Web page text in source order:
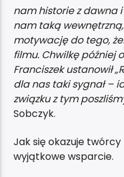
nam historie z dawna i
nam taką
motywację do tego,
filmu. Chwilkę później
Franciszek ustanowił
dla nas taki sygnał –
związku z tym
Sobczyk.
Jak się okazuje
wyjątkowe wsparcie.